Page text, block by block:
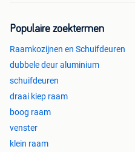
Populaire zoektermen
Raamkozijnen en Schuifdeuren
dubbele deur aluminium
schuifdeuren
draai kiep raam
boog raam
venster
klein raam